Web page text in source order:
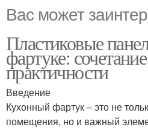
Вас может
Пластиковые
фартуке:
практичности
Введение
Кухонный фартук – это не
помещения, но и важный